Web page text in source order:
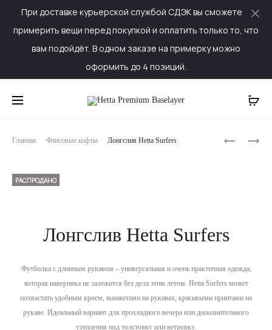
При доставке курьерской службой СДЭК вы сможете
примерить вещи перед покупкой и оплатить только то, что
вам подойдёт. В одном заказе на примерку можно
оформить до 4 позиций.
Главная Флисовые кофты Лонгслив Hetta Surfers
РАСПРОДАНО
Лонгслив Hetta Surfers
Футболка с длинным рукавом – универсальная и очень практичная одежда,
которая наверняка не залежится без дела этим летом. Hetta Surfers может
похвастать удобным кроем, манжетами на рукавах, красивыми принтами на
рукаве. Идеальный вариант для прохладного вечера или дополнительного
утепления под толстовку или ветровку.